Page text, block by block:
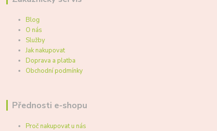
Blog
O nás
Služby
Jak nakupovat
Doprava a platba
Obchodní podmínky
Přednosti e-shopu
Proč nakupovat u nás